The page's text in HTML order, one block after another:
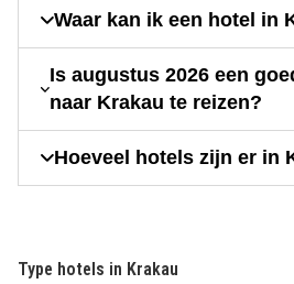
Waar kan ik een hotel in
Is augustus 2026 een
naar Krakau te reizen?
Hoeveel hotels zijn er in
Type hotels in Krakau